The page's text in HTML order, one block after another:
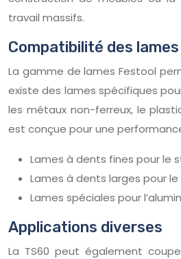
travail massifs.
Compatibilité des lames
La gamme de lames Festool
existe des lames spécifiques
les métaux non-ferreux, le
est conçue pour une
Lames à dents fines pour le
Lames à dents larges pour
Lames spéciales pour
Applications diverses
La TS60 peut également